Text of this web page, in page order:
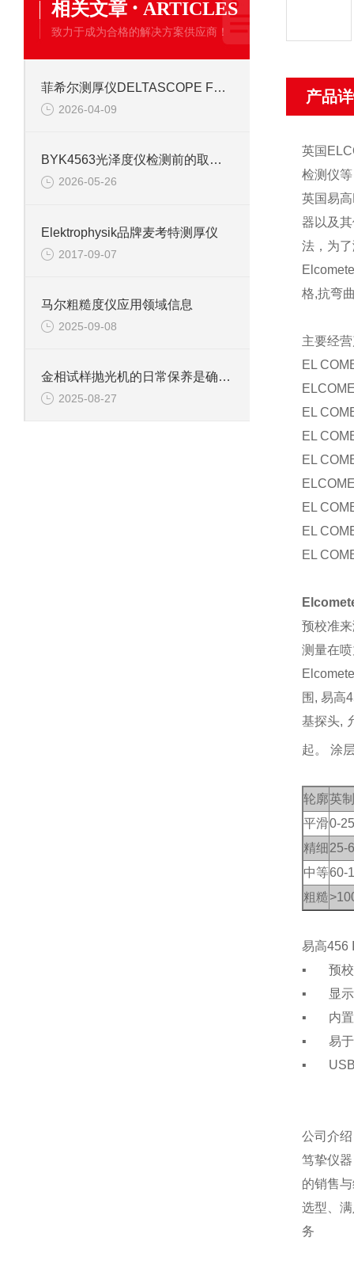
相关文章 · ARTICLES
致力于成为合格的解决方案供应商！
菲希尔测厚仪DELTASCOPE FMP30在钢基涂层复核中的应用思路
2026-04-09
BYK4563光泽度仪检测前的取点与角度安排
2026-05-26
Elektrophysik品牌麦考特测厚仪
2017-09-07
马尔粗糙度仪应用领域信息
2025-09-08
金相试样抛光机的日常保养是确保设备稳定运行的关键
2025-08-27
产品
英国
检测仪
英国易
器以及
法，为
格,抗弯
主要经
EL
EL
EL
EL
EL
EL
EL
预校准
测量在
围, 易高
基探头,
起。 涂
轮廓英制
平滑0-
精细 25-
中等60-
粗糙
易高456
▪ 预校
▪ 显示3
▪ 内置
▪ 易于
▪ USB
公司介
笃挚仪
的销售
选型、
务